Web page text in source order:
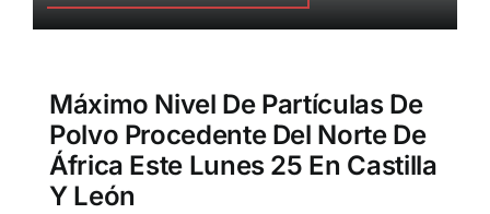
Máximo Nivel De Partículas De
Polvo Procedente Del Norte De
África Este Lunes 25 En Castilla
Y León